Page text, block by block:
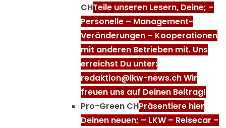
CHTeile unseren Lesern, Deine; –
Personelle – Management-
Veränderungen – Kooperationen
mit anderen Betrieben mit. Uns
erreichst Du unter:
redaktion@lkw-news.ch Wir
freuen uns auf Deinen Beitrag!
Pro-Green CHPräsentiere hier
Deinen neuen; – LKW – Reisecar –